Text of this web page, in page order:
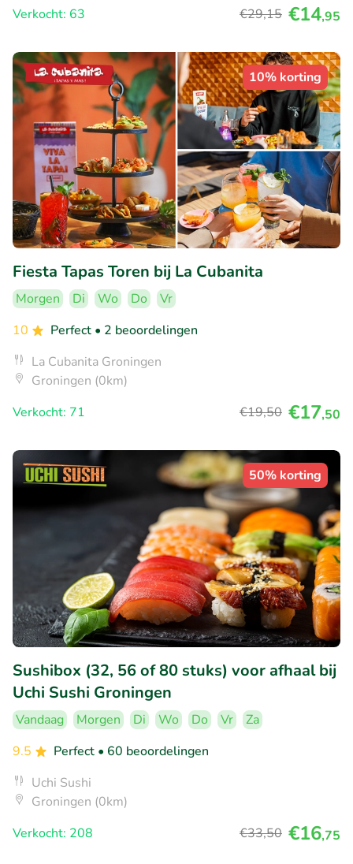
Verkocht: 63
€29,15 €14,95
10% korting
Fiesta Tapas Toren bij La Cubanita
Morgen Di Wo Do
Vr
10
Perfect • 2 beoordelingen
La Cubanita Groningen
Groningen (0km)
Verkocht: 71
€19,50 €17,50
50% korting
Sushibox (32, 56 of 80 stuks) voor afhaal bij
Uchi Sushi Groningen
Vandaag Morgen Di Wo Do Vr
Za
9.5
Perfect • 60 beoordelingen
Uchi Sushi
Groningen (0km)
Verkocht: 208
€33,50 €16,75